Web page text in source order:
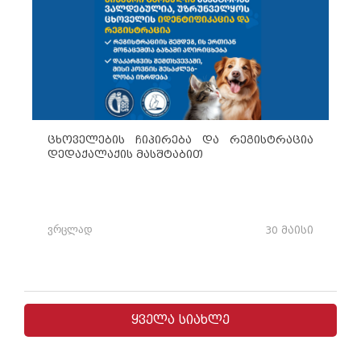
ცხოველების ჩიპირება და რეგისტრაცია
დედაქალაქის მასშტაბით
30 მაისი
ვრცლად
ყველა სიახლე